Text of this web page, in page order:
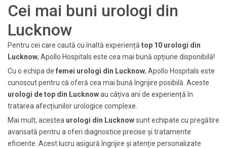
Cei mai buni urologi din
Lucknow
Pentru cei care caută cu înaltă experiență top 10 urologi din
Lucknow, Apollo Hospitals este cea mai bună opțiune disponibilă!
Cu o echipa de femei urologi din Lucknow, Apollo Hospitals este
cunoscut pentru că oferă cea mai bună îngrijire posibilă. Aceste
urologi de top din Lucknowau câțiva ani de experiență în
tratarea afecțiunilor urologice complexe.
Mai mult, acestea urologi din Lucknowsunt echipate cu pregătire
avansată pentru a oferi diagnostice precise și tratamente
eficiente. Acest lucru asigură îngrijire și atenție personalizate